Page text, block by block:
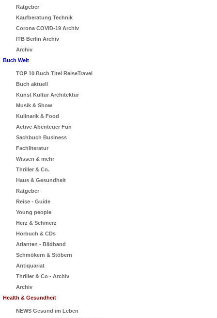
Ratgeber
Kaufberatung Technik
Corona COVID-19 Archiv
ITB Berlin Archiv
Archiv
Buch Welt
TOP 10 Buch Titel ReiseTravel
Buch aktuell
Kunst Kultur Architektur
Musik & Show
Kulinarik & Food
Active Abenteuer Fun
Sachbuch Business
Fachliteratur
Wissen & mehr
Thriller & Co.
Haus & Gesundheit
Ratgeber
Reise - Guide
Young people
Herz & Schmerz
Hörbuch & CDs
Atlanten - Bildband
Schmökern & Stöbern
Antiquariat
Thriller & Co - Archiv
Archiv
Health & Gesundheit
NEWS Gesund im Leben